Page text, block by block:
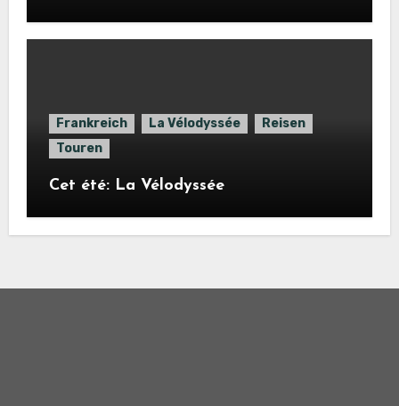
Frankreich La Vélodyssée
Reisen
Touren
Cet été: La Vélodyssée